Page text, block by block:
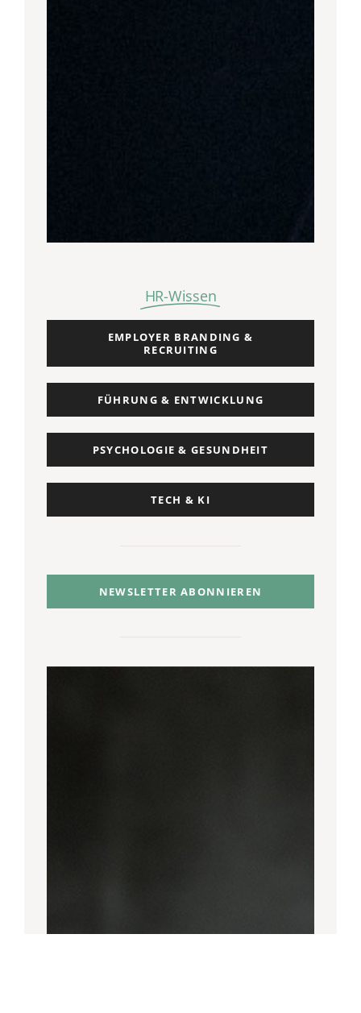
HR-Wissen
EMPLOYER BRANDING &
RECRUITING
FÜHRUNG & ENTWICKLUNG
PSYCHOLOGIE & GESUNDHEIT
TECH & KI
NEWSLETTER ABONNIEREN